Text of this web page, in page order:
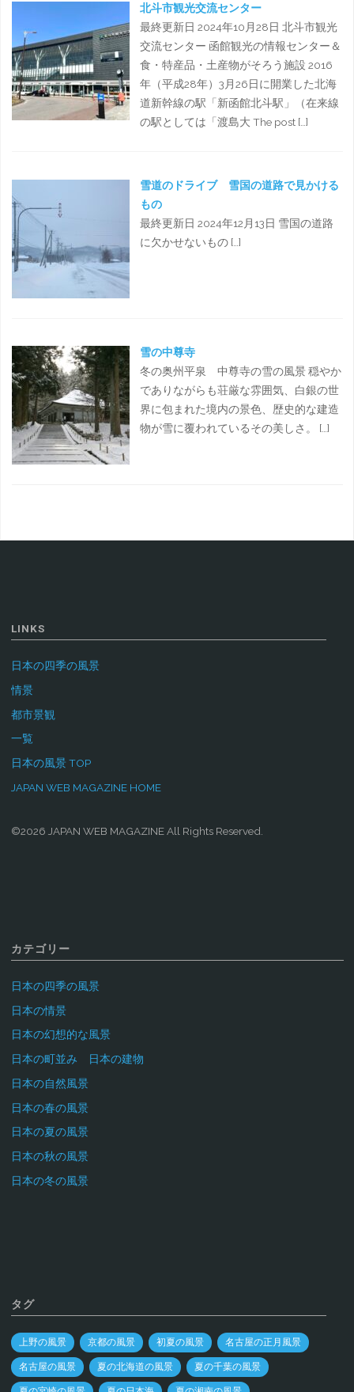
北斗市観光交流センター
最終更新日 2024年10月28日 北斗市観光
交流センター 函館観光の情報センター＆
食・特産品・土産物がそろう施設 2016
年（平成28年）3月26日に開業した北海
道新幹線の駅「新函館北斗駅」（在来線
の駅としては「渡島大 The post […]
雪道のドライブ 雪国の道路で見かける
もの
最終更新日 2024年12月13日 雪国の道路
に欠かせないもの […]
雪の中尊寺
冬の奥州平泉 中尊寺の雪の風景 穏やか
でありながらも荘厳な雰囲気、白銀の世
界に包まれた境内の景色、歴史的な建造
物が雪に覆われているその美しさ。 […]
LINKS
日本の四季の風景
情景
都市景観
一覧
日本の風景 TOP
JAPAN WEB MAGAZINE HOME
©2026 JAPAN WEB MAGAZINE All Rights Reserved.
カテゴリー
日本の四季の風景
日本の情景
日本の幻想的な風景
日本の町並み 日本の建物
日本の自然風景
日本の春の風景
日本の夏の風景
日本の秋の風景
日本の冬の風景
タグ
上野の風景 京都の風景 初夏の風景 名古屋の正月風景
名古屋の風景 夏の北海道の風景 夏の千葉の風景